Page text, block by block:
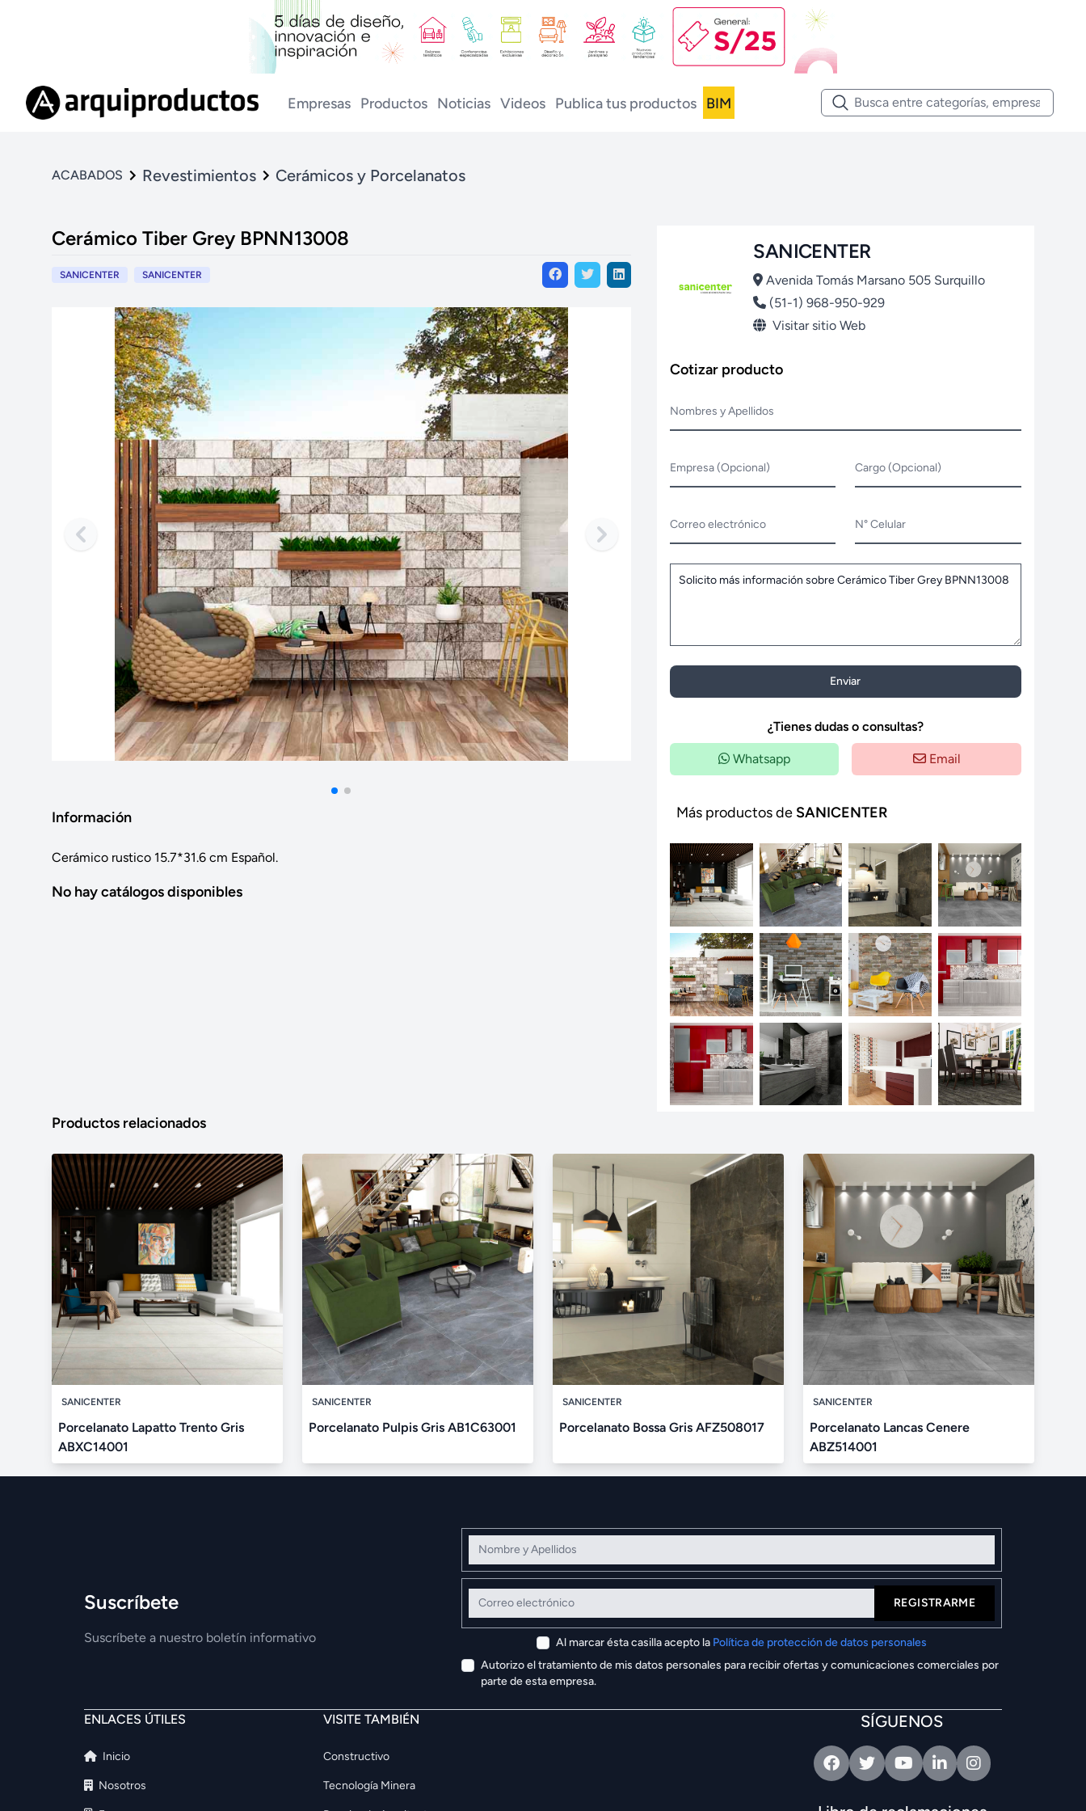
Empresas Productos Noticias Videos Publica tus productos BIM
ACABADOS Revestimientos Cerámicos y Porcelanatos
Cerámico Tiber Grey BPNN13008
SANICENTER SANICENTER
Información
Cerámico rustico 15.7*31.6 cm Español.
No hay catálogos disponibles
SANICENTER
Avenida Tomás Marsano 505 Surquillo
(51-1) 968-950-929
Visitar sitio Web
Cotizar producto
Nombres y Apellidos
Empresa (Opcional) Cargo (Opcional)
Correo electrónico N° Celular
Enviar
¿Tienes dudas o consultas?
Whatsapp Email
Más productos de SANICENTER
Productos relacionados
SANICENTER
Porcelanato Lapatto Trento Gris
ABXC14001
SANICENTER
Porcelanato Pulpis Gris AB1C63001
SANICENTER
Porcelanato Bossa Gris AFZ508017
SANICENTER
Porcelanato Lancas Cenere
ABZ514001
Suscríbete
Suscríbete a nuestro boletín informativo
Nombre y Apellidos
Correo electrónico
REGISTRARME
Al marcar ésta casilla acepto la Política de protección de datos personales
Autorizo el tratamiento de mis datos personales para recibir ofertas y comunicaciones comerciales por
parte de esta empresa.
ENLACES ÚTILES
Inicio
Nosotros
VISITE TAMBIÉN
Constructivo
Tecnología Minera
SÍGUENOS
FacebookTwitterYoutubeLinkedinIntagram